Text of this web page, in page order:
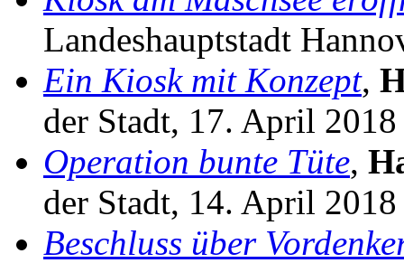
Landeshauptstadt
Ein Kiosk mit Konzept,
der Stadt, 17. April 2018
Operation bunte Tüte,
der Stadt, 14. April 2018
Beschluss über